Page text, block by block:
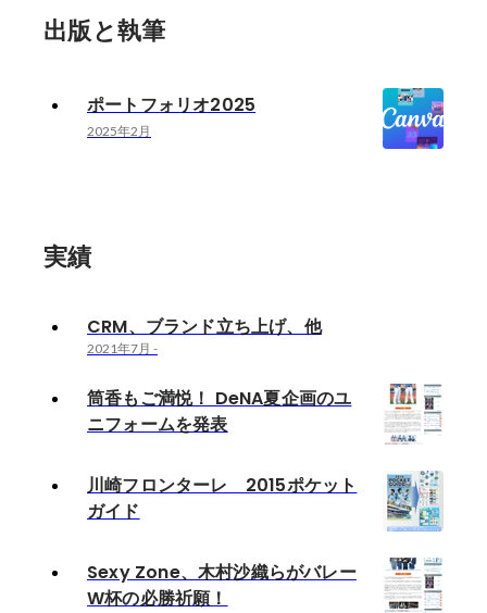
出版と執筆
ポートフォリオ2025
2025年2月
実績
CRM、ブランド立ち上げ、他
2021年7月 -
筒香もご満悦！ DeNA夏企画のユ
ニフォームを発表
川崎フロンターレ 2015ポケット
ガイド
Sexy Zone、木村沙織らがバレー
W杯の必勝祈願！